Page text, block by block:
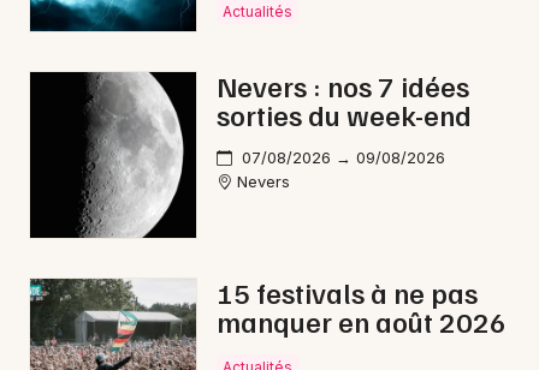
Sorties & loisirs
Jazz dans la Nièvre
Jazz en Bourgogne
Jazz en Bourgogne-Franche-Comté
Toutes les villes Actualités
Nevers : nos 7 idées
sorties du week-end
07/08/2026 → 09/08/2026
Nevers
15 festivals à ne pas
manquer en août 2026